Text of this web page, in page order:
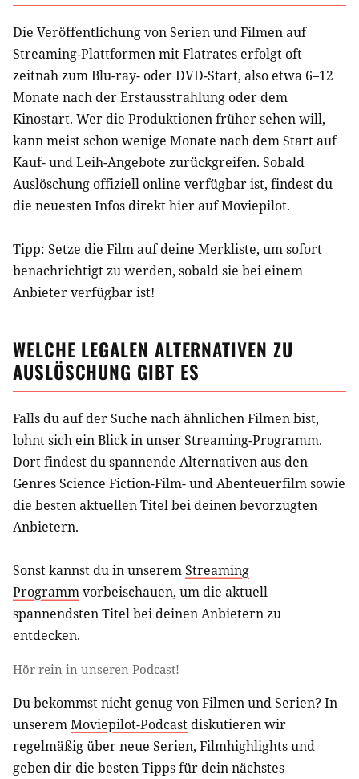
Die Veröffentlichung von Serien und Filmen auf
Streaming-Plattformen mit Flatrates erfolgt oft
zeitnah zum Blu-ray- oder DVD-Start, also etwa 6–12
Monate nach der Erstausstrahlung oder dem
Kinostart. Wer die Produktionen früher sehen will,
kann meist schon wenige Monate nach dem Start auf
Kauf- und Leih-Angebote zurückgreifen. Sobald
Auslöschung offiziell online verfügbar ist, findest du
die neuesten Infos direkt hier auf Moviepilot.
Tipp: Setze die Filmauf deine Merkliste, um sofort
benachrichtigt zu werden, sobald sie bei einem
Anbieter verfügbar ist!
WELCHE LEGALEN ALTERNATIVEN ZU
AUSLÖSCHUNG GIBT ES
Falls du auf der Suche nach ähnlichenFilmenbist,
lohnt sich ein Blick in unser Streaming-Programm.
Dort findest du spannende Alternativen aus den
Genres Science Fiction-Film- und Abenteuerfilmsowie
die besten aktuellen Titel bei deinen bevorzugten
Anbietern.
Sonst kannst du in unseremStreaming
Programmvorbeischauen, um die aktuell
spannendsten Titel bei deinen Anbietern zu
entdecken.
Hör rein in unseren Podcast!
Du bekommst nicht genug von Filmen und Serien? In
unseremMoviepilot-Podcast diskutieren wir
regelmäßig über neue Serien, Filmhighlights und
geben dir die besten Tipps für dein nächstes